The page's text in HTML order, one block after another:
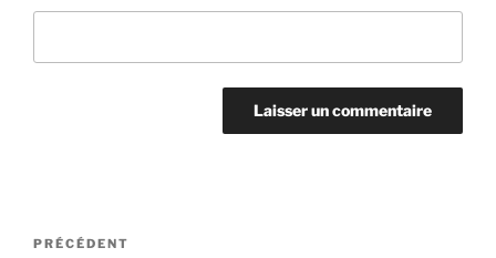
Navigation
Article
PRÉCÉDENT